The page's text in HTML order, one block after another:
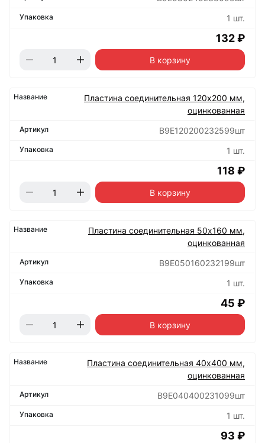
1 шт.
132 ₽
В корзину
Пластина соединительная 120х200 мм,
оцинкованная
B9E120200232599шт
1 шт.
118 ₽
В корзину
Пластина соединительная 50х160 мм,
оцинкованная
B9E050160232199шт
1 шт.
45 ₽
В корзину
Пластина соединительная 40х400 мм,
оцинкованная
B9E040400231099шт
1 шт.
93 ₽